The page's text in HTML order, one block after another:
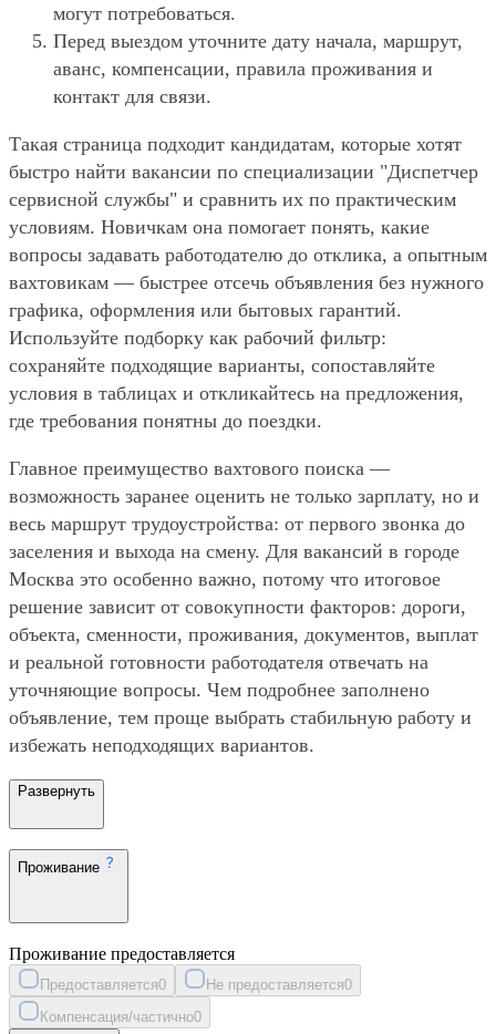
могут потребоваться.
Перед выездом уточните дату начала, маршрут,
аванс, компенсации, правила проживания и
контакт для связи.
Такая страница подходит кандидатам, которые хотят
быстро найти вакансии по специализации "Диспетчер
сервисной службы" и сравнить их по практическим
условиям. Новичкам она помогает понять, какие
вопросы задавать работодателю до отклика, а опытным
вахтовикам — быстрее отсечь объявления без нужного
графика, оформления или бытовых гарантий.
Используйте подборку как рабочий фильтр:
сохраняйте подходящие варианты, сопоставляйте
условия в таблицах и откликайтесь на предложения,
где требования понятны до поездки.
Главное преимущество вахтового поиска —
возможность заранее оценить не только зарплату, но и
весь маршрут трудоустройства: от первого звонка до
заселения и выхода на смену. Для вакансий в городе
Москва это особенно важно, потому что итоговое
решение зависит от совокупности факторов: дороги,
объекта, сменности, проживания, документов, выплат
и реальной готовности работодателя отвечать на
уточняющие вопросы. Чем подробнее заполнено
объявление, тем проще выбрать стабильную работу и
избежать неподходящих вариантов.
Развернуть
Проживание
Проживание предоставляется
Предоставляется0 Не предоставляется0
Компенсация/частично0